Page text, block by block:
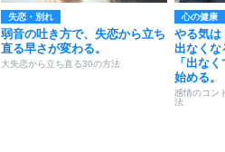
失恋・別れ
弱音の吐き方で、失恋から立ち
直る早さが変わる。
大失恋から立ち直る30の方法
心の健康
やる気は
出なくな
「出な
始める。
感情のコン
法